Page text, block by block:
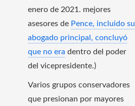
enero de 2021. mejores
asesores de Pence, incluido su
abogado principal, concluyó
que no era dentro del poder
del vicepresidente.)
Varios grupos conservadores
que presionan por mayores